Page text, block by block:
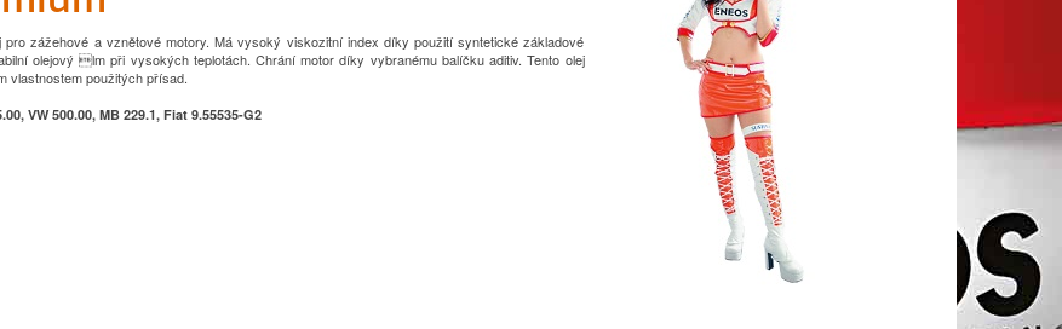
pro zážehové a vznětové motory. Má vysoký viskozitní index díky použití syntetické základové
olejový lm při vysokých teplotách. Chrání motor díky vybranému balíčku aditiv. Tento olej
vlastnostem použitých přísad.
VW 500.00, MB 229.1, Fiat 9.55535-G2